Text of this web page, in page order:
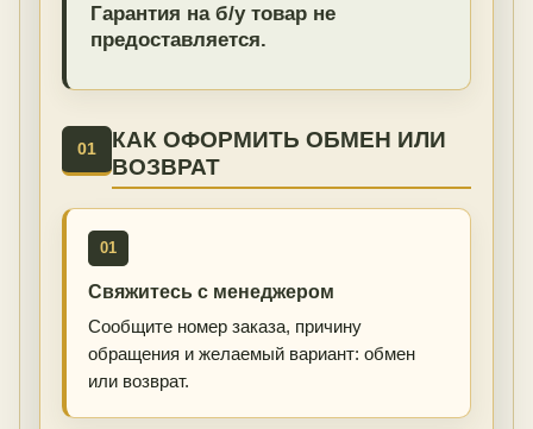
Гарантия на б/у товар не
предоставляется.
01
КАК ОФОРМИТЬ ОБМЕН ИЛИ
ВОЗВРАТ
01
Свяжитесь с менеджером
Сообщите номер заказа, причину
обращения и желаемый вариант: обмен
или возврат.